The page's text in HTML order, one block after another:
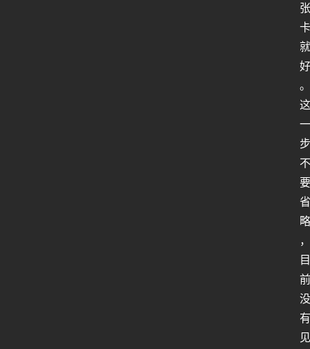
张
卡
就
好
。
这
一
步
不
要
省
略
，
目
前
没
有
见